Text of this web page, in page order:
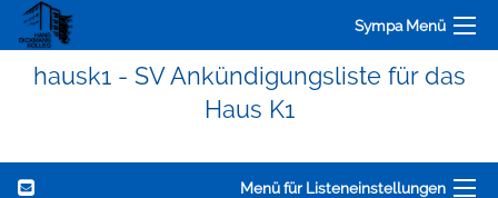
Sympa Menü
hausk1 - SV Ankündigungsliste für das
Haus K1
Menü für Listeneinstellungen